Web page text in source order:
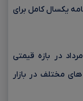
یکسال کامل برای
خودرو اشکودا سوپرب توربو 1.4 لیتر امروز 16 مرداد در بازه قیمتی
تومانءءء در مدل های مختلف در بازار